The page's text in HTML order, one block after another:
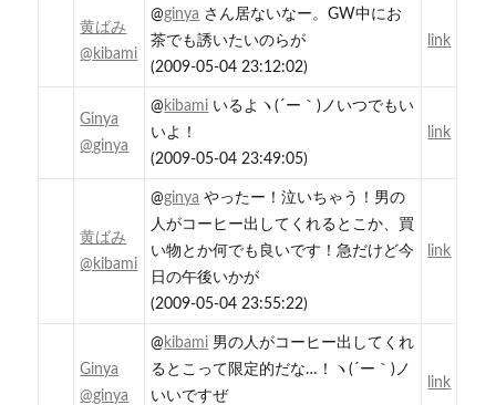
黄ばみ
@kibami
@ginya さん居ないなー。GW中にお
茶でも誘いたいのらが
(2009-05-04 23:12:02)
link
Ginya
@ginya
@ kibami いるよヽ(´ー｀)ノいつでもい
いよ！
(2009-05-04 23:49:05)
link
黄ばみ
@kibami
@ginya やったー！泣いちゃう！男の
人がコーヒー出してくれるとこか、買
い物とか何でも良いです！急だけど今
日の午後いかが
(2009-05-04 23:55:22)
link
Ginya
@ginya
@ kibami 男の人がコーヒー出してくれ
るとこって限定的だな…！ヽ(´ー｀)ノ
いいですぜ
link